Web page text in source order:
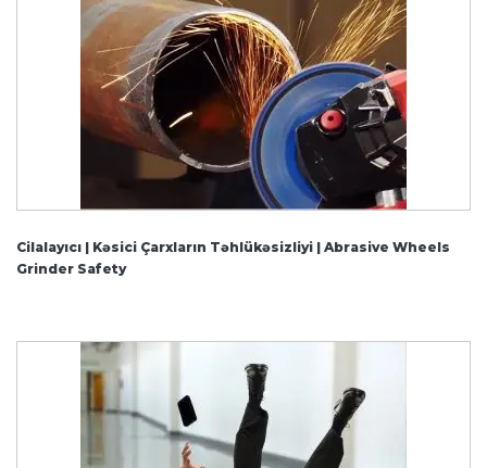
Cilalayıcı | Kəsici Çarxların Təhlükəsizliyi | Abrasive Wheels
Grinder Safety